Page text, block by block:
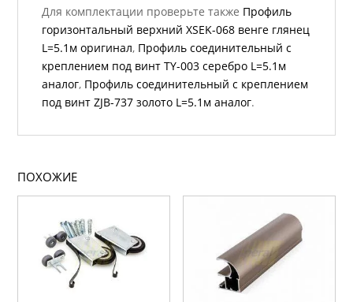
Для комплектации проверьте также Профиль
горизонтальный верхний ХSEK-068 венге глянец
L=5.1м оригинал, Профиль соединительный с
креплением под винт TY-003 серебро L=5.1м
аналог, Профиль соединительный с креплением
под винт ZJB-737 золото L=5.1м аналог.
ПОХОЖИЕ